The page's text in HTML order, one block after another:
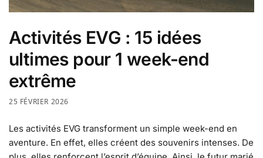
Activités EVG : 15 idées
ultimes pour 1 week-end
extrême
25 FÉVRIER 2026
Les activités EVG transforment un simple week-end en
aventure. En effet, elles créent des souvenirs intenses. De